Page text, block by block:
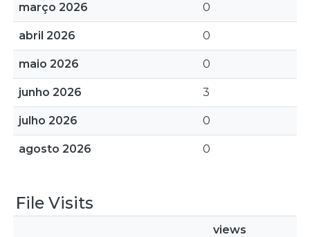
março 2026 0
abril 2026 0
maio 2026 0
junho 2026 3
julho 2026 0
agosto 2026 0
File Visits
views